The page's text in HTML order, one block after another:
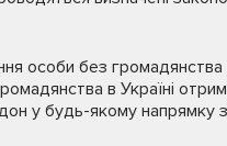
особи без
в Україні
у будь-якому напрямку з